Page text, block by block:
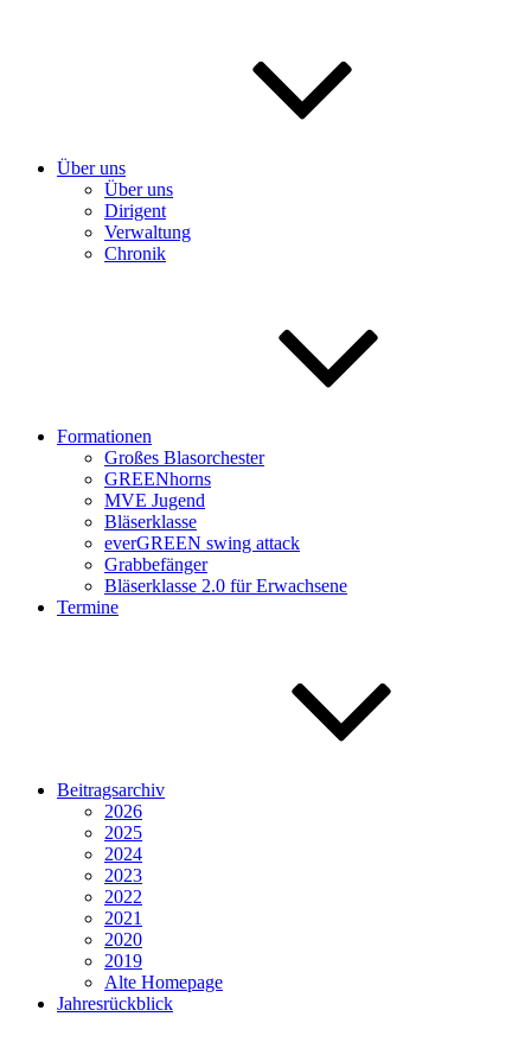
Über uns
Über uns
Dirigent
Verwaltung
Chronik
Formationen
Großes Blasorchester
GREENhorns
MVE Jugend
Bläserklasse
everGREEN swing attack
Grabbefänger
Bläserklasse 2.0 für Erwachsene
Termine
Beitragsarchiv
2026
2025
2024
2023
2022
2021
2020
2019
Alte Homepage
Jahresrückblick